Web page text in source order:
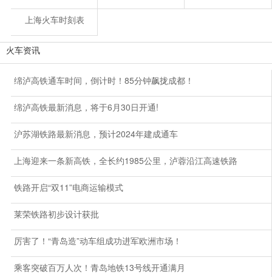
上海火车时刻表
火车资讯
绵泸高铁通车时间，倒计时！85分钟飙拢成都！
绵泸高铁最新消息，将于6月30日开通!
沪苏湖铁路最新消息，预计2024年建成通车
上海迎来一条新高铁，全长约1985公里，泸蓉沿江高速铁路
铁路开启“双11”电商运输模式
莱荣铁路初步设计获批
厉害了！“青岛造”动车组成功进军欧洲市场！
乘客突破百万人次！青岛地铁13号线开通满月